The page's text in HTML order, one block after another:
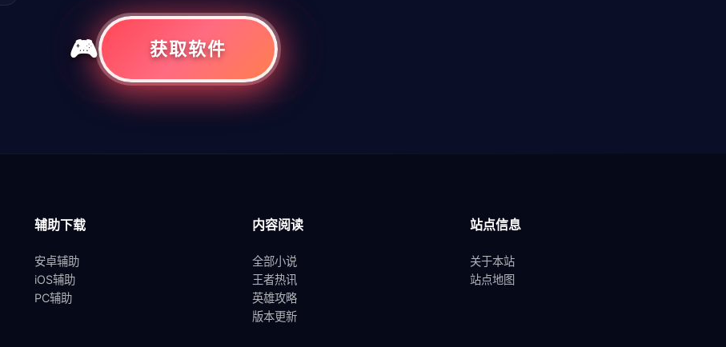
共1页1条
辅助下载
安卓辅助
iOS辅助
PC辅助
内容阅读
全部小说
王者热讯
英雄攻略
版本更新
站点信息
关于本站
站点地图
获取软件